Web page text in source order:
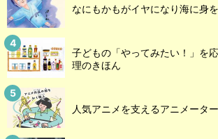
なにもかもがイヤになり海に身
子どもの「やってみたい！」を
理のきほん
人気アニメを支えるアニメータ